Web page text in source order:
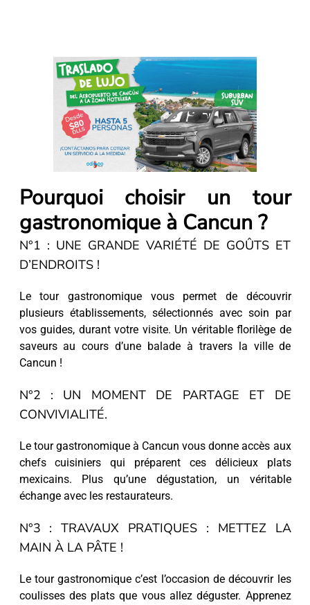
Pourquoi choisir un tour
gastronomique à Cancun ?
N°1 : UNE GRANDE VARIÉTÉ DE GOÛTS ET
D’ENDROITS !
Le tour gastronomique vous permet de découvrir
plusieurs établissements, sélectionnés avec soin par
vos guides, durant votre visite. Un véritable florilège de
saveurs au cours d’une balade à travers la ville de
Cancun !
N°2 : UN MOMENT DE PARTAGE ET DE
CONVIVIALITÉ.
Le tour gastronomique à Cancun vous donne accès aux
chefs cuisiniers qui préparent ces délicieux plats
mexicains. Plus qu’une dégustation, un véritable
échange avec les restaurateurs.
N°3 : TRAVAUX PRATIQUES : METTEZ LA
MAIN À LA PÂTE !
Le tour gastronomique c’est l’occasion de découvrir les
coulisses des plats que vous allez déguster. Apprenez